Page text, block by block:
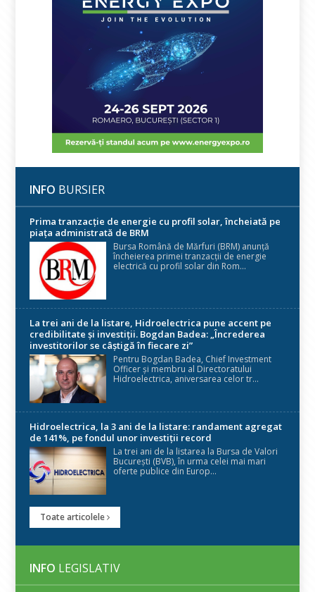
INFO BURSIER
Prima tranzacție de energie cu profil solar, încheiată pe
piața administrată de BRM
Bursa Română de Mărfuri (BRM) anunță
încheierea primei tranzacții de energie
electrică cu profil solar din Rom...
La trei ani de la listare, Hidroelectrica pune accent pe
credibilitate și investiții. Bogdan Badea: „Încrederea
investitorilor se câștigă în fiecare zi”
Pentru Bogdan Badea, Chief Investment
Officer și membru al Directoratului
Hidroelectrica, aniversarea celor tr...
Hidroelectrica, la 3 ani de la listare: randament agregat
de 141%, pe fondul unor investiții record
La trei ani de la listarea la Bursa de Valori
București (BVB), în urma celei mai mari
oferte publice din Europ...
Toate articolele
INFO LEGISLATIV